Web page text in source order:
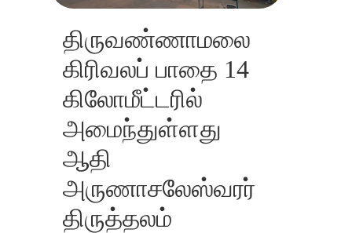
திருவண்ணாமலை
கிரிவலப் பாதை 14
கிலோமீட்டரில்
அமைந்துள்ளது
ஆதி
அருணாசலேஸ்வரர்
திருத்தலம்